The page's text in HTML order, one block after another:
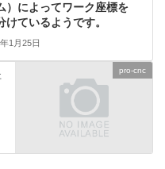
）によってワーク座標を
けているようです。
1月25日
pro-cnc